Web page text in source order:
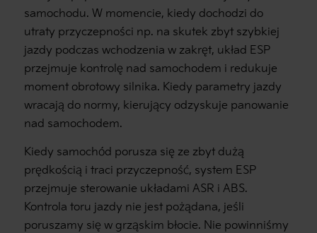
samochodu. W momencie, kiedy dochodzi do
utraty przyczepności np. na skutek zbyt szybkiej
jazdy podczas wchodzenia w zakręt, układ ESP
przejmuje kontrolę nad samochodem i redukuje
moment obrotowy silnika. Kiedy parametry jazdy
wracają do normy, kierujący odzyskuje panowanie
nad samochodem.
Kiedy samochód porusza się ze zbyt dużą
prędkością i traci przyczepność, system ESP
przejmuje sterowanie układami ASR i ABS.
Kontrola toru jazdy nie jest pożądana, jeśli
poruszamy się w grząskim błocie. Nie powinniśmy